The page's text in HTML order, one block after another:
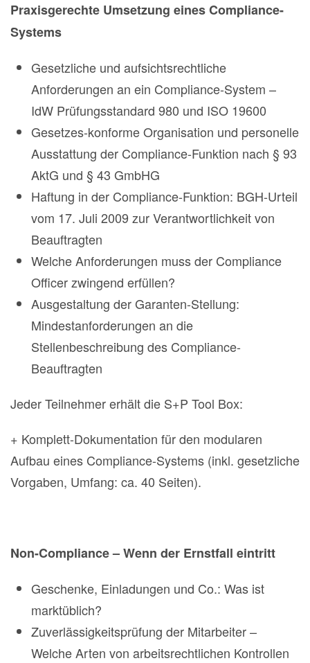
Praxisgerechte Umsetzung eines Compliance-
Systems
Gesetzliche und aufsichtsrechtliche
Anforderungen an ein Compliance-System –
IdW Prüfungsstandard 980 und ISO 19600
Gesetzes-konforme Organisation und personelle
Ausstattung der Compliance-Funktion nach § 93
AktG und § 43 GmbHG
Haftung in der Compliance-Funktion: BGH-Urteil
vom 17. Juli 2009 zur Verantwortlichkeit von
Beauftragten
Welche Anforderungen muss der Compliance
Officer zwingend erfüllen?
Ausgestaltung der Garanten-Stellung:
Mindestanforderungen an die
Stellenbeschreibung des Compliance-
Beauftragten
Jeder Teilnehmer erhält die S+P Tool Box:
+ Komplett-Dokumentation für den modularen
Aufbau eines Compliance-Systems (inkl. gesetzliche
Vorgaben, Umfang: ca. 40 Seiten).
Non-Compliance – Wenn der Ernstfall eintritt
Geschenke, Einladungen und Co.: Was ist
marktüblich?
Zuverlässigkeitsprüfung der Mitarbeiter –
Welche Arten von arbeitsrechtlichen Kontrollen